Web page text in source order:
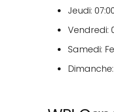
Jeudi:
Vendredi:
Samedi: